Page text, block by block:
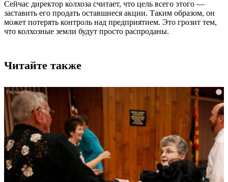
Сейчас директор колхоза считает, что цель всего этого —
заставить его продать оставшиеся акции. Таким образом, он
может потерять контроль над предприятием. Это грозит тем,
что колхозные земли будут просто распроданы.
Читайте также
i